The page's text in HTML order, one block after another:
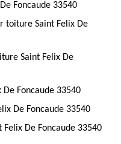
Foncaude 33540
toiture Saint Felix De
Saint Felix De
Foncaude 33540
De Foncaude 33540
De Foncaude 33540